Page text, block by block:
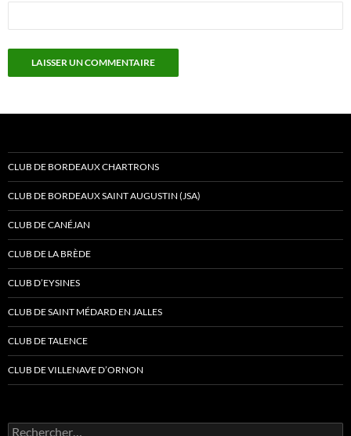
CLUB DE BORDEAUX CHARTRONS
CLUB DE BORDEAUX SAINT AUGUSTIN (JSA)
CLUB DE CANÉJAN
CLUB DE LA BRÈDE
CLUB D’EYSINES
CLUB DE SAINT MÉDARD EN JALLES
CLUB DE TALENCE
CLUB DE VILLENAVE D’ORNON
Rechercher :